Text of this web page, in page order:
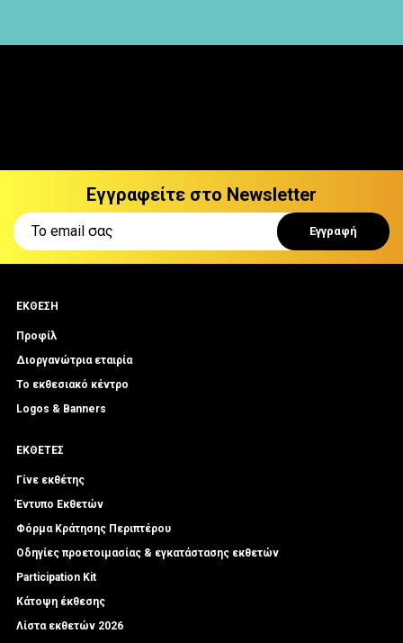
Εγγραφείτε στο Νewsletter
ΕΚΘΕΣΗ
Προφίλ
Διοργανώτρια εταιρία
Το εκθεσιακό κέντρο
Logos & Banners
ΕΚΘΕΤΕΣ
Γίνε εκθέτης
Έντυπο Εκθετών
Φόρμα Κράτησης Περιπτέρου
Οδηγίες προετοιμασίας & εγκατάστασης εκθετών
Participation Kit
Κάτοψη έκθεσης
Λίστα εκθετών 2026